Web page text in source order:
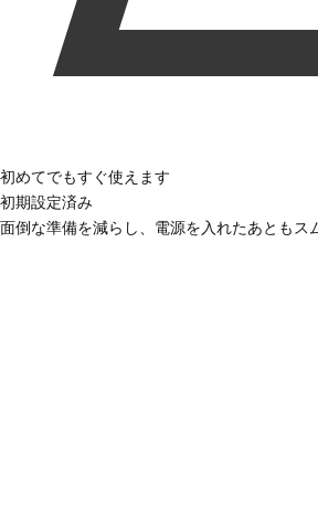
初めてでもすぐ使えます
初期設定済み
面倒な準備を減らし、電源を入れたあとも